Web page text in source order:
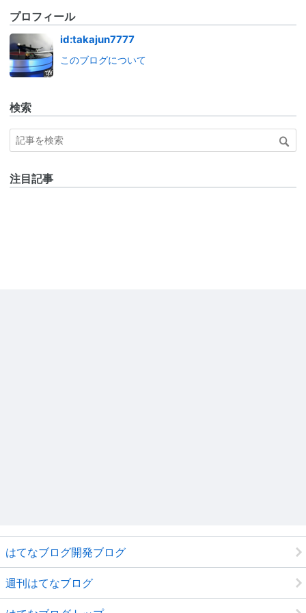
プロフィール
id:takajun7777
このブログについて
検索
注目記事
はてなブログ開発ブログ
週刊はてなブログ